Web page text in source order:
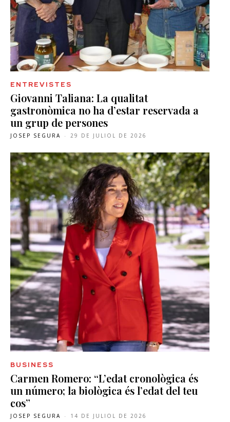
ENTREVISTES
Giovanni Taliana: La qualitat
gastronòmica no ha d’estar reservada a
un grup de persones
JOSEP SEGURA - 29 DE JULIOL DE 2026
BUSINESS
Carmen Romero: “L’edat cronològica és
un número; la biològica és l’edat del teu
cos”
JOSEP SEGURA - 14 DE JULIOL DE 2026